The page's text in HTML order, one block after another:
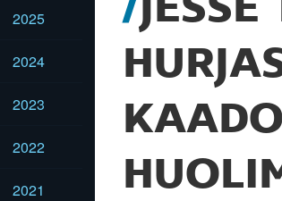
2025
2024
2023
2022
2021
JESSE